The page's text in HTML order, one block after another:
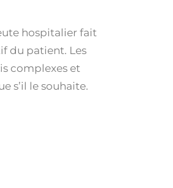
hospitalier fait
du patient. Les
complexes et
s’il le souhaite.